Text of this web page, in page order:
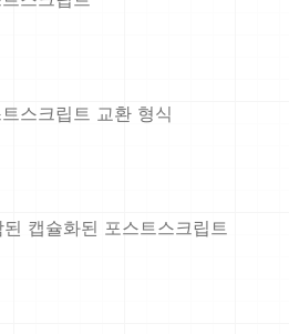
스크립트 교환 형식
캡슐화된 포스트스크립트